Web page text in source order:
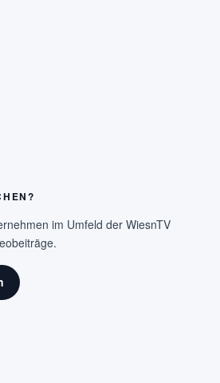
im Umfeld der WiesnTV